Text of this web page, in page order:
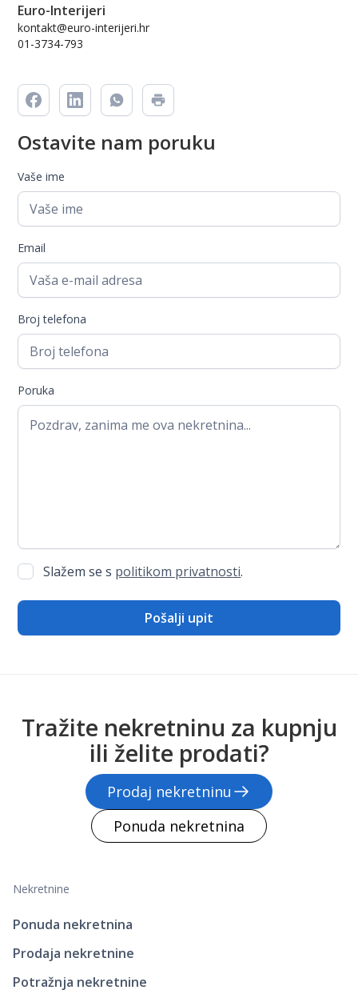
Euro-Interijeri
kontakt@euro-interijeri.hr
01-3734-793
Ostavite nam poruku
Vaše ime
Email
Broj telefona
Poruka
Slažem se s politikom privatnosti.
Tražite nekretninu za kupnju
ili želite prodati?
Prodaj nekretninu
Ponuda nekretnina
Nekretnine
Ponuda nekretnina
Prodaja nekretnine
Potražnja nekretnine